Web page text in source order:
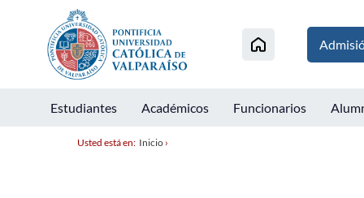
Estudiantes Académicos Funcionarios
Usted está en: Inicio›